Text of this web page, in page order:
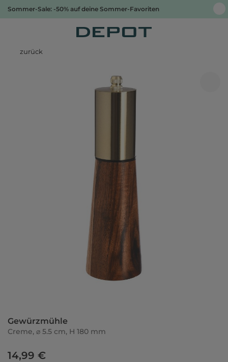
Sommer-Sale: -50% auf deine Sommer-Favoriten
zurück
Gewürzmühle
Creme, ⌀ 5.5 cm, H 180 mm
14,99 €